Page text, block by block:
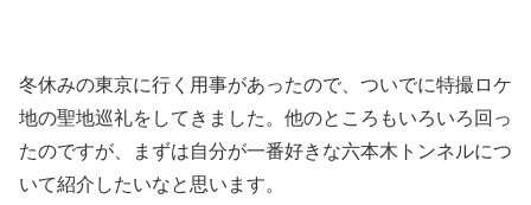
冬休みの東京に行く用事があったので、ついでに特撮ロケ
地の聖地巡礼をしてきました。他のところもいろいろ回っ
たのですが、まずは自分が一番好きな六本木トンネルにつ
いて紹介したいなと思います。